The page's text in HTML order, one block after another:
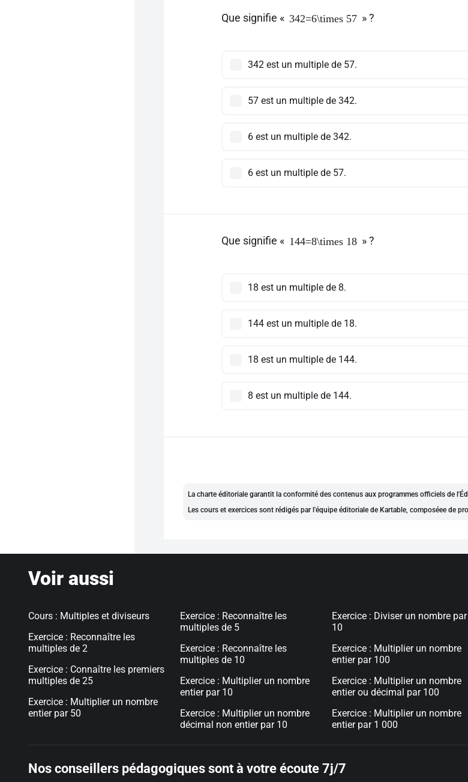
Que signifie « 342=6\times 57 » ?
342 est un multiple de 57.
57 est un multiple de 342.
6 est un multiple de 342.
6 est un multiple de 57.
Que signifie « 144=8\times 18 » ?
18 est un multiple de 8.
144 est un multiple de 18.
18 est un multiple de 144.
8 est un multiple de 144.
La charte éditoriale garantit la conformité des contenus aux programmes officiels de
Les cours et exercices sont rédigés par l'équipe éditoriale de Kartable, composéee de
Voir aussi
Cours : Multiples et diviseurs
Exercice : Reconnaître les
multiples de 2
Exercice : Connaître les premiers
multiples de 25
Exercice : Multiplier un nombre
entier par 50
Exercice : Reconnaître les
multiples de 5
Exercice : Reconnaître les
multiples de 10
Exercice : Multiplier un nombre
entier par 10
Exercice : Multiplier un nombre
décimal non entier par 10
Exercice : Diviser un nombre par
10
Exercice : Multiplier un nombre
entier par 100
Exercice : Multiplier un nombre
entier ou décimal par 100
Exercice : Multiplier un nombre
entier par 1 000
Nos conseillers pédagogiques sont à votre écoute 7j/7